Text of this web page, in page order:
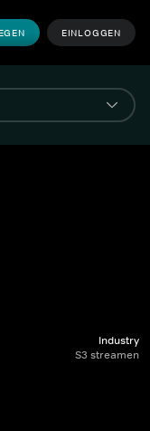
EINLOGGEN
Industry
S3 streamen